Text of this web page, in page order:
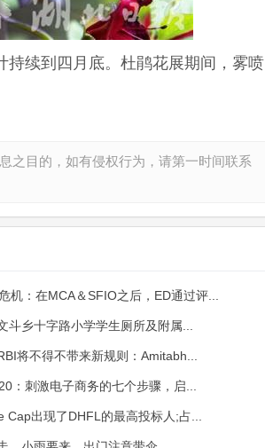
续到四月底。杜鹃花展期间，雾喷
之目的，如有侵权行为，请第一时间联系
机：在MCA＆SFIO之后，ED通过评...
斗乡十字路小学学生厕所及附属...
将不得不带来新规则：Amitabh...
：刺激电子商务的七个步骤，启...
Cap出现了DHFL的最高投标人;占...